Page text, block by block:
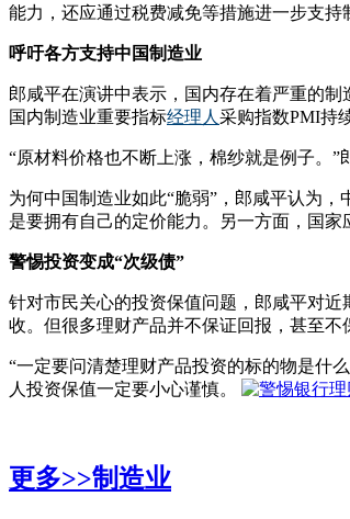
能力，还应通过税费减免等措施进一步支持
呼吁各方支持中国制造业
郎咸平在演讲中表示，国内存在着严重的
国内制造业重要指标经理人 采购指数PMI持
“原材料价格也不断上涨，棉纱就是例子。
为何中国制造业如此“脆弱”，郎咸平认为
是要拥有自己的定价能力。另一方面，国
警惕投资变成“次级债”
针对市民关心的投资保值问题，郎咸平对
收。但很多理财产品并不保证回报，甚至
“一定要问清楚理财产品投资的标的物是什
人投资保值一定要小心谨慎。
更多>>制造业